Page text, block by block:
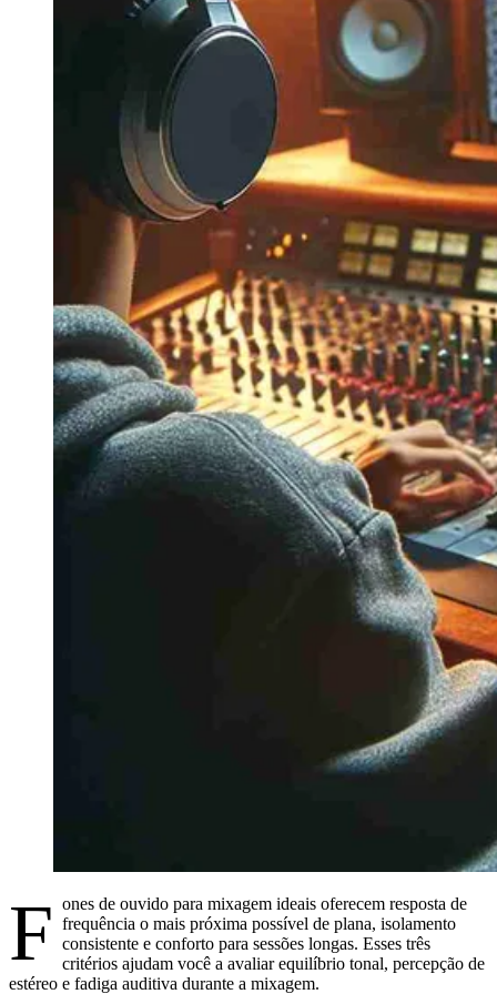
F ones de ouvido para mixagem ideais oferecem resposta de
frequência o mais próxima possível de plana, isolamento
consistente e conforto para sessões longas. Esses três
critérios ajudam você a avaliar equilíbrio tonal, percepção de
estéreo e fadiga auditiva durante a mixagem.